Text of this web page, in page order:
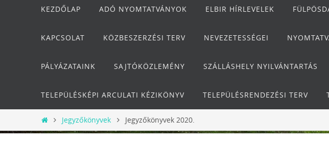
KEZDŐLAP
ADÓ NYOMTATVÁNYOK ELBIR HÍRLEVELEK
KAPCSOLAT KÖZBESZERZÉSI TERV NEVEZETESSÉGEI
PÁLYÁZATAINK SAJTÓKÖZLEMÉNY SZÁLLÁSHELY NYILVÁNTARTÁS
TELEPÜLÉSKÉPI ARCULATI KÉZIKÖNYV TELEPÜLÉSRENDEZÉSI TERV
Otthon
Jegyzőkönyvek Jegyzőkönyvek 2020.